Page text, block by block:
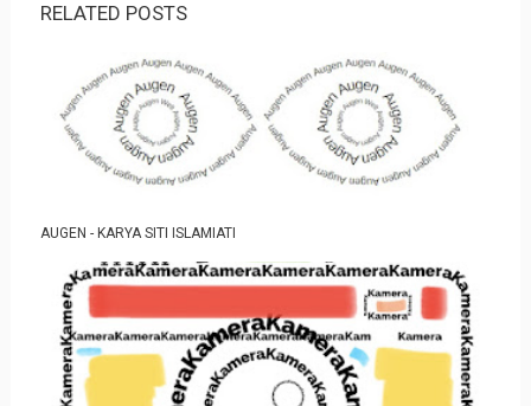
RELATED POSTS
AUGEN - KARYA SITI ISLAMIATI